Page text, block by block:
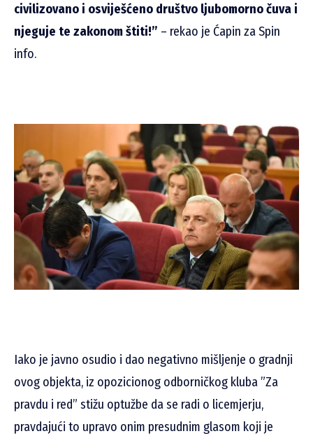
civilizovano i osviješćeno društvo ljubomorno čuva i
njeguje te zakonom štiti!” – rekao je Ćapin za Spin
info.
Iako je javno osudio i dao negativno mišljenje o gradnji
ovog objekta, iz opozicionog odborničkog kluba ”Za
pravdu i red” stižu optužbe da se radi o licemjerju,
pravdajući to upravo onim presudnim glasom koji je